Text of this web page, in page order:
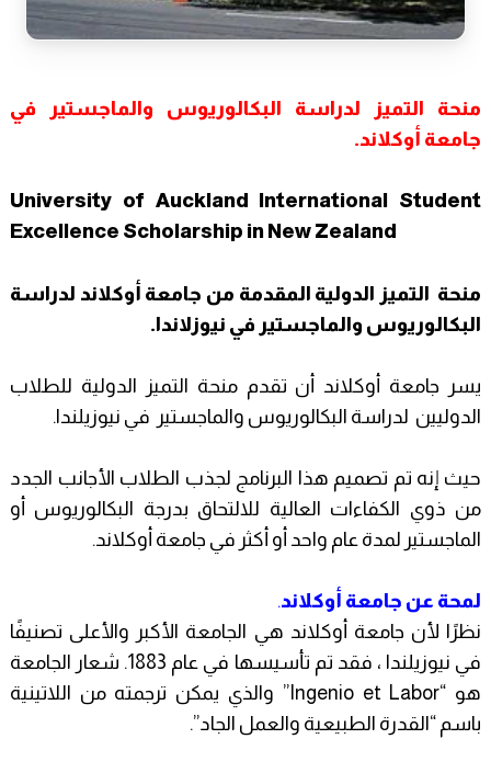
منحة التميز لدراسة البكالوريوس والماجستير في
جامعة أوكلاند.
University of Auckland International Student
Excellence Scholarship in New Zealand
منحة التميز الدولية المقدمة من جامعة أوكلاند لدراسة
البكالوريوس والماجستير في نيوزلاندا.
يسر جامعة أوكلاند أن تقدم منحة التميز الدولية للطلاب
الدوليين لدراسة البكالوريوس والماجستير في نيوزيلندا.
حيث إنه تم تصميم هذا البرنامج لجذب الطلاب الأجانب الجدد
من ذوي الكفاءات العالية للالتحاق بدرجة البكالوريوس أو
الماجستير لمدة عام واحد أو أكثر في جامعة أوكلاند.
لمحة عن جامعة أوكلاند.
نظرًا لأن جامعة أوكلاند هي الجامعة الأكبر والأعلى تصنيفًا
في نيوزيلندا ، فقد تم تأسيسها في عام 1883. شعار الجامعة
هو “Ingenio et Labor” والذي يمكن ترجمته من اللاتينية
باسم “القدرة الطبيعية والعمل الجاد”.